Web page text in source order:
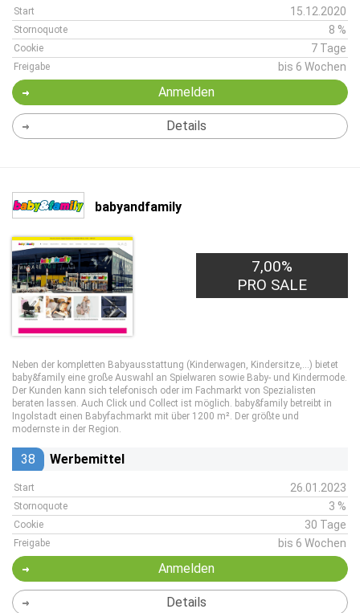
Start 15.12.2020
Stornoquote 8 %
Cookie 7 Tage
Freigabe bis 6 Wochen
Anmelden
Details
babyandfamily
7,00%
PRO SALE
Neben der kompletten Babyausstattung (Kinderwagen, Kindersitze,...) bietet
baby&family eine große Auswahl an Spielwaren sowie Baby- und Kindermode.
Der Kunden kann sich telefonisch oder im Fachmarkt von Spezialisten
beraten lassen. Auch Click und Collect ist möglich. baby&family betreibt in
Ingolstadt einen Babyfachmarkt mit über 1200 m². Der größte und
modernste in der Region.
38 Werbemittel
Start 26.01.2023
Stornoquote 3 %
Cookie 30 Tage
Freigabe bis 6 Wochen
Anmelden
Details